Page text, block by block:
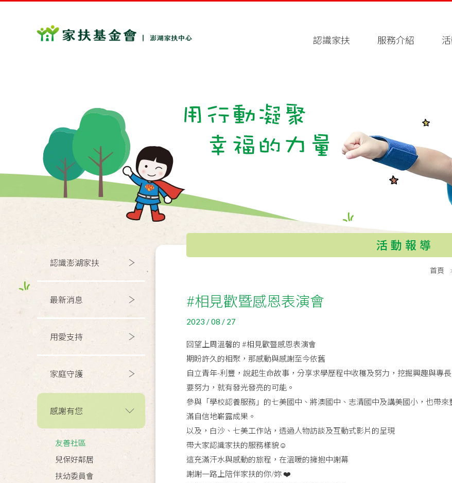
認識家扶 服務介紹
認識澎湖家扶
最新消息
用愛支持
家庭守護
感謝有您
友善社區
兒保好鄰居
扶幼委員會
活動報導
首頁
#相見歡暨感恩表演會
2023 / 08 / 27
回望上周溫馨的 #相見歡暨感恩表演會
期盼許久的相聚，那感動與感謝至今依舊
自立青年-利豐，說起生命故事，分享求學歷程中收穫及努力，挖掘興趣與專
要努力，就有發光發亮的可能。
參與「學校認養服務」的七美國中、將澳國中、志清國中及講美國小，也帶
滿自信地嶄露成果。
以及，白沙、七美工作站，透過人物訪談及互動式影片的呈現
帶大家認識家扶的服務樣貌☺️
這充滿汗水與感動的旅程，在溫暖的擁抱中謝幕
謝謝一路上陪伴家扶的你/妳 ❤️